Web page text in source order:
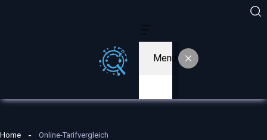
Menu
Home Online-Tarifvergleich